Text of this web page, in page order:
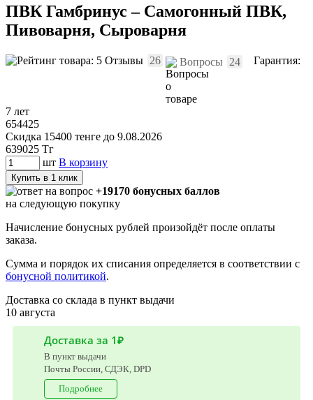
ПВК Гамбринус – Самогонный ПВК,
Пивоварня, Сыроварня
Отзывы 26 Вопросы 24 Гарантия:
7 лет
654425
Скидка 15400 тенге до 9.08.2026
639025 Тг
шт В корзину
Купить в 1 клик
+19170 бонусных баллов
на следующую покупку
Начисление бонусных рублей произойдёт после оплаты
заказа.
Сумма и порядок их списания определяется в соответствии с
бонусной политикой.
Доставка со склада в пункт выдачи
10 августа
Доставка за 1₽
В пункт выдачи
Почты России, СДЭК, DPD
Подробнее